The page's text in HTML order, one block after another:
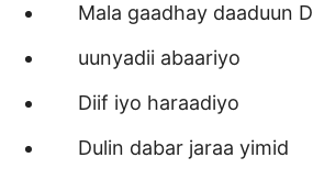
Mala gaadhay daaduun D
uunyadii abaariyo
Diif iyo haraadiyo
Dulin dabar jaraa yimid